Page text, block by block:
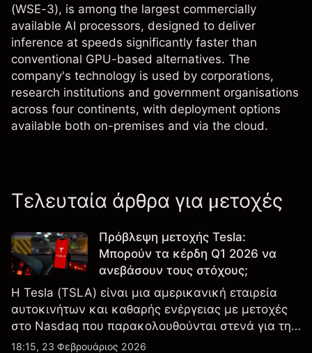
(WSE-3), is among the largest commercially
available AI processors, designed to deliver
inference at speeds significantly faster than
conventional GPU-based alternatives. The
company's technology is used by corporations,
research institutions and government organisations
across four continents, with deployment options
available both on-premises and via the cloud.
Τελευταία άρθρα για μετοχές
Πρόβλεψη μετοχής Tesla:
Μπορούν τα κέρδη Q1 2026 να
ανεβάσουν τους στόχους;
Η Tesla (TSLA) είναι μια αμερικανική εταιρεία
αυτοκινήτων και καθαρής ενέργειας με μετοχές
στο Nasdaq που παρακολουθούνται στενά για την
απόδοση κερδών, τα δεδομένα παραδόσεων και
18:15, 23 Φεβρουάριος 2026